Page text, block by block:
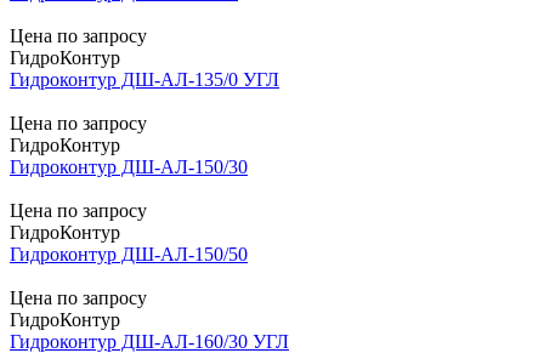
Цена по запросу
ГидроКонтур
Гидроконтур ДШ-АЛ-135/0 УГЛ
Цена по запросу
ГидроКонтур
Гидроконтур ДШ-АЛ-150/30
Цена по запросу
ГидроКонтур
Гидроконтур ДШ-АЛ-150/50
Цена по запросу
ГидроКонтур
Гидроконтур ДШ-АЛ-160/30 УГЛ